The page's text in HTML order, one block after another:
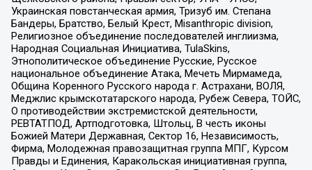
Украинская повстанческая армия, Тризуб им. Степана
Бандеры, Братство, Белый Крест, Misanthropic division,
Религиозное объединение последователей инглиизма,
Народная Социальная Инициатива, TulaSkins,
Этнополитическое объединение Русские, Русское
национальное объединение Атака, Мечеть Мирмамеда,
Община Коренного Русского народа г. Астрахани, ВОЛЯ,
Меджлис крымскотатарского народа, Рубеж Севера, ТОЙС,
О противодействии экстремистской деятельности,
РЕВТАТПОД, Артподготовка, Штольц, В честь иконы
Божией Матери Державная, Сектор 16, Независимость,
Фирма, Молодежная правозащитная группа МПГ, Курсом
Правды и Единения, Каракольская инициативная группа,